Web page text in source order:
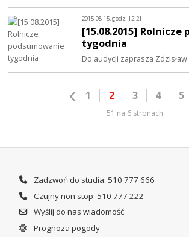
2015-08-15, godz. 12:21
[15.08.2015]
tygodnia
Do audycji zaprasza
1 2 3 4 5
51 na 6 stronach
Zadzwoń do studia: 510 777 666
Czujny non stop: 510 777 222
Wyślij do nas wiadomość
Prognoza pogody